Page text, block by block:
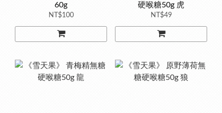
60g
NT$100
硬喉糖50g 虎
NT$49